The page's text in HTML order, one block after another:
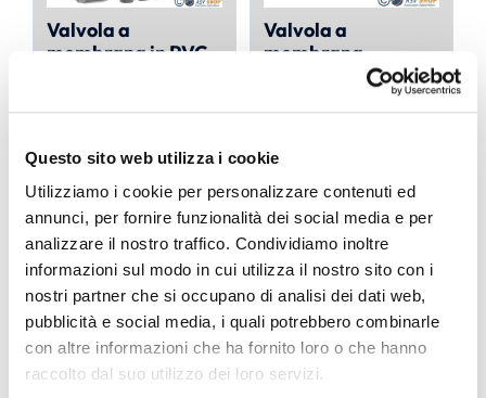
Questo sito web utilizza i cookie
Utilizziamo i cookie per personalizzare contenuti ed
annunci, per fornire funzionalità dei social media e per
analizzare il nostro traffico. Condividiamo inoltre
informazioni sul modo in cui utilizza il nostro sito con i
nostri partner che si occupano di analisi dei dati web,
pubblicità e social media, i quali potrebbero combinarle
con altre informazioni che ha fornito loro o che hanno
raccolto dal suo utilizzo dei loro servizi.
Valvola a
membrana in PVC
Chiusa
A PARTIRE DA:€273,78
Valvola a
membrana
compatta NC MV
A PARTIRE DA: